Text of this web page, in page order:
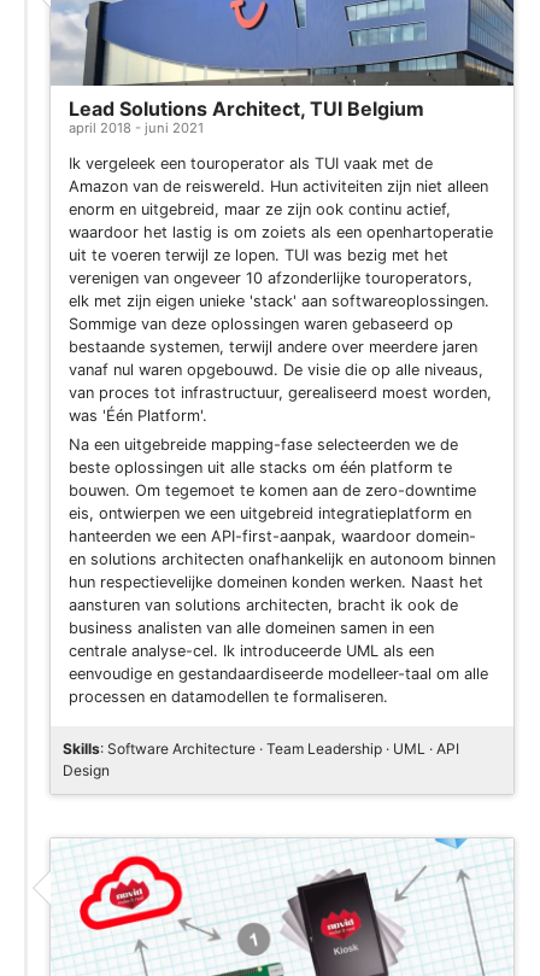
Lead Solutions Architect, TUI Belgium
april 2018 - juni 2021
Ik vergeleek een touroperator als TUI vaak met de
Amazon van de reiswereld. Hun activiteiten zijn niet alleen
enorm en uitgebreid, maar ze zijn ook continu actief,
waardoor het lastig is om zoiets als een openhartoperatie
uit te voeren terwijl ze lopen. TUI was bezig met het
verenigen van ongeveer 10 afzonderlijke touroperators,
elk met zijn eigen unieke 'stack' aan softwareoplossingen.
Sommige van deze oplossingen waren gebaseerd op
bestaande systemen, terwijl andere over meerdere jaren
vanaf nul waren opgebouwd. De visie die op alle niveaus,
van proces tot infrastructuur, gerealiseerd moest worden,
was 'Één Platform'.
Na een uitgebreide mapping-fase selecteerden we de
beste oplossingen uit alle stacks om één platform te
bouwen. Om tegemoet te komen aan de zero-downtime
eis, ontwierpen we een uitgebreid integratieplatform en
hanteerden we een API-first-aanpak, waardoor domein-
en solutions architecten onafhankelijk en autonoom binnen
hun respectievelijke domeinen konden werken. Naast het
aansturen van solutions architecten, bracht ik ook de
business analisten van alle domeinen samen in een
centrale analyse-cel. Ik introduceerde UML als een
eenvoudige en gestandaardiseerde modelleer-taal om alle
processen en datamodellen te formaliseren.
Skills: Software Architecture · Team Leadership · UML · API
Design
Project